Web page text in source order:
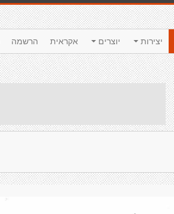
הרשמה אקראית יוצרים יצירות